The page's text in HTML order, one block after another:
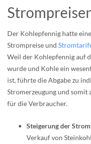
Der Kohlepfennig hatte
Strompreise und
Weil der Kohlepfennig auf
wurde und Kohle ein
ist, führte die Abgabe zu
Stromerzeugung und somit
für die Verbraucher.
Steigerung der
Verkauf von